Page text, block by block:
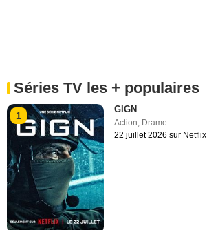
Séries TV les + populaires
1
GIGN
Action Drame
22 juillet 2026 sur Netflix